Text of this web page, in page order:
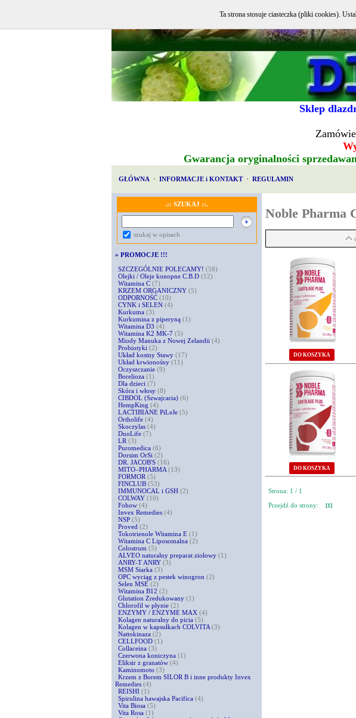
Sklep
Gwarancja oryginalności
GŁÓWNA · INFORMACJE i KONTAKT · REGULAMIN
.:: SZUKAJ ::.
szukaj w opisach
» PROMOCJE !!!
SZCZEGÓLNIE POLECAMY! (58)
Olejki / Oleje konopne C.B.D (12)
Witamina C (7)
KRZEM ORGANICZNY (5)
ODPORNOŚĆ (10)
CYNK i SELEN (4)
Kurkuma (3)
Kurkumina z piperyną (1)
Witamina D3 (4)
Witamina K2 MK-7 (5)
Miody Manuka z Nowej Zelandii (4)
Probiotyki (2)
Układ kostny Stawy (17)
Układ krwionośny (11)
Oczyszczanie (9)
Borelioza (1)
Dla dzieci (7)
Skóra i włosy (8)
CIBDOL (Szwajcaria) (6)
HempKing (4)
LACTIBIANE PiLeJe (5)
Ortholife (4)
Skoczylas (4)
DuoLife (7)
LR (3)
Puromedica (6)
Dorsim OrSi (2)
DR. JACOB'S (16)
MITO–PHARMA (13)
FORMOR (5)
FINCLUB (53)
IMMUNOCAL i GSH (2)
COLWAY (10)
Fohow (4)
Invex Remedies (4)
NSP (5)
Proved (2)
Tokotrienole Witamina E (1)
Witamina C Liposomalna (2)
Colostrum (5)
ALVEO naturalny preparat ziołowy (1)
ANRY-T ANRY (3)
MSM Siarka (3)
OPC wyciąg z pestek winogron (2)
Selen MSE (2)
Witamina B12 (2)
Glutation Zredukowany (1)
Chlorofil w płynie (2)
ENZYMY / ENZYME MAX (4)
Kolagen naturalny do picia (5)
Kolagen w kapsułkach COLVITA (3)
Nattokinaza (2)
CELLFOOD (1)
Collaceina (3)
Czerwona koniczyna (1)
Eliksir z granatów (4)
Kaminomoto (3)
Krzem z Borem SILOR B i inne produkty Invex
Remedies (4)
REISHI (1)
Spirulina hawajska Pacifica (4)
Vita Biosa (5)
Vita Rosa (1)
Noble Pharma
DO KOSZYKA
DO KOSZYKA
Strona: 1 / 1
Przejdź do strony:
[1]
Ta strona stosuje ciasteczka (pliki cookies).